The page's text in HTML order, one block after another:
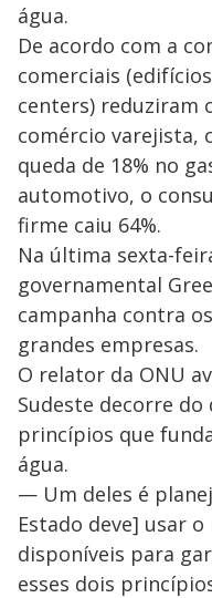
água.
De acordo com a
comerciais
centers) reduziram
comércio varejista,
queda de 18% no
automotivo, o
firme caiu 64%.
Na última sexta-
governamental
campanha contra
grandes empresas.
O relator da ONU
Sudeste decorre
princípios que
água.
— Um deles é
Estado deve] usar
disponíveis para
esses dois